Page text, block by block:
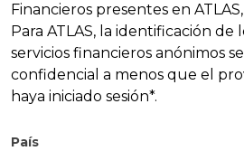
Financieros presentes en
Para ATLAS, la identificación de
servicios financieros anónimos
confidencial a menos que el
haya iniciado sesión*.
País